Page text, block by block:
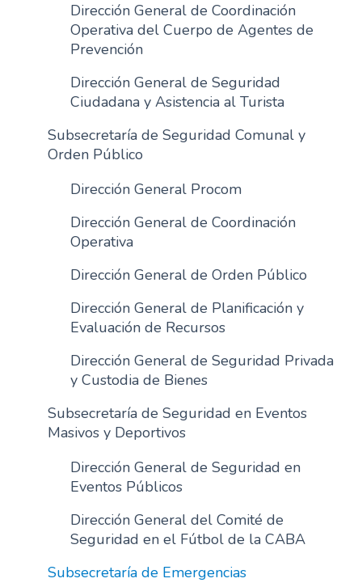
Dirección General de Coordinación
Operativa del Cuerpo de Agentes de
Prevención
Dirección General de Seguridad
Ciudadana y Asistencia al Turista
Subsecretaría de Seguridad Comunal y
Orden Público
Dirección General Procom
Dirección General de Coordinación
Operativa
Dirección General de Orden Público
Dirección General de Planificación y
Evaluación de Recursos
Dirección General de Seguridad Privada
y Custodia de Bienes
Subsecretaría de Seguridad en Eventos
Masivos y Deportivos
Dirección General de Seguridad en
Eventos Públicos
Dirección General del Comité de
Seguridad en el Fútbol de la CABA
Subsecretaría de Emergencias